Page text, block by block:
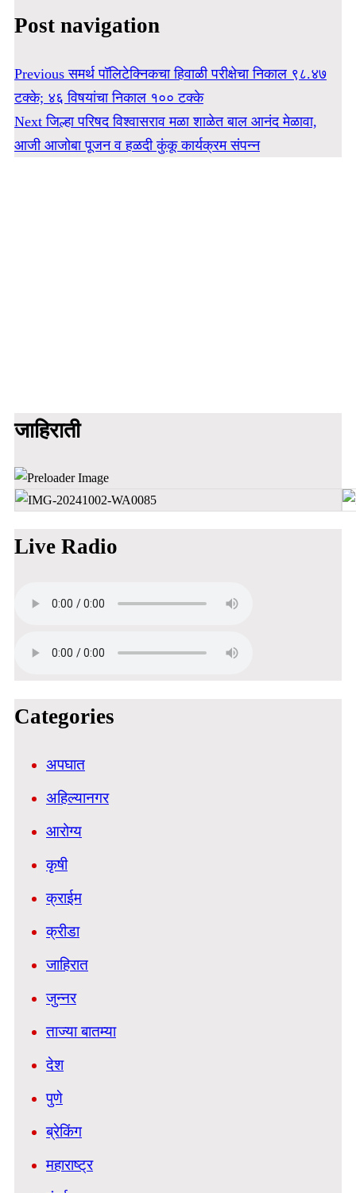
Post navigation
Previous समर्थ पॉलिटेक्निकचा हिवाळी परीक्षेचा निकाल ९८.४७
टक्के; ४६ विषयांचा निकाल १०० टक्के
Next जिल्हा परिषद विश्वासराव मळा शाळेत बाल आनंद मेळावा,
आजी आजोबा पूजन व हळदी कुंकू कार्यक्रम संपन्न
जाहिराती
Live Radio
Categories
अपघात
अहिल्यानगर
आरोग्य
कृषी
क्राईम
क्रीडा
जाहिरात
जुन्नर
ताज्या बातम्या
देश
पुणे
ब्रेकिंग
महाराष्ट्र